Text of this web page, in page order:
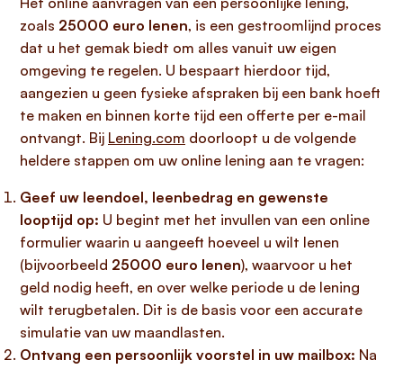
zoals 25000 euro lenen, is een gestroomlijnd proces
dat u het gemak biedt om alles vanuit uw eigen
omgeving te regelen. U bespaart hierdoor tijd,
aangezien u geen fysieke afspraken bij een bank hoeft
te maken en binnen korte tijd een offerte per e-mail
ontvangt. Bij Lening.com doorloopt u de volgende
heldere stappen om uw online lening aan te vragen:
Geef uw leendoel, leenbedrag en gewenste
looptijd op: U begint met het invullen van een online
formulier waarin u aangeeft hoeveel u wilt lenen
(bijvoorbeeld 25000 euro lenen), waarvoor u het
geld nodig heeft, en over welke periode u de lening
wilt terugbetalen. Dit is de basis voor een accurate
simulatie van uw maandlasten.
Ontvang een persoonlijk voorstel in uw mailbox: Na